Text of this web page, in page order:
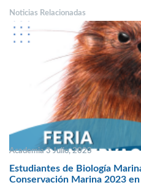
Noticias Relacionadas
Academia 3 Julio, 2023
Estudiantes de Biología
Conservación Marina 2023